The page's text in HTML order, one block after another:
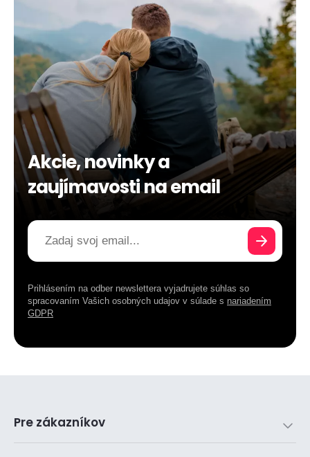
Akcie, novinky a
zaujímavosti na email
Prihlásením na odber newslettera vyjadrujete súhlas so
spracovaním Vašich osobných udajov v súlade s nariadením
GDPR
Pre zákazníkov